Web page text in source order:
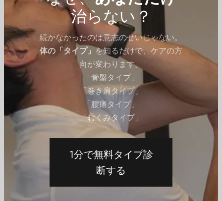
治らない？
続かなかったのは意志のせいじゃない。
体の「タイプ」を知るだけで、ケアの方
向が変わります。
「骨盤タイプ」
「巻き肩タイプ」
「腰痛タイプ」
「むくみタイプ」
1分で無料タイプ診
断する
エクササイズ（有料会員） 体幹（腰）のエクササイズ
腰に優しい腹筋エクササイズ｜腹直筋、腰
骨を鍛える
ByQITANO 2021年7月2日
有料会員限定